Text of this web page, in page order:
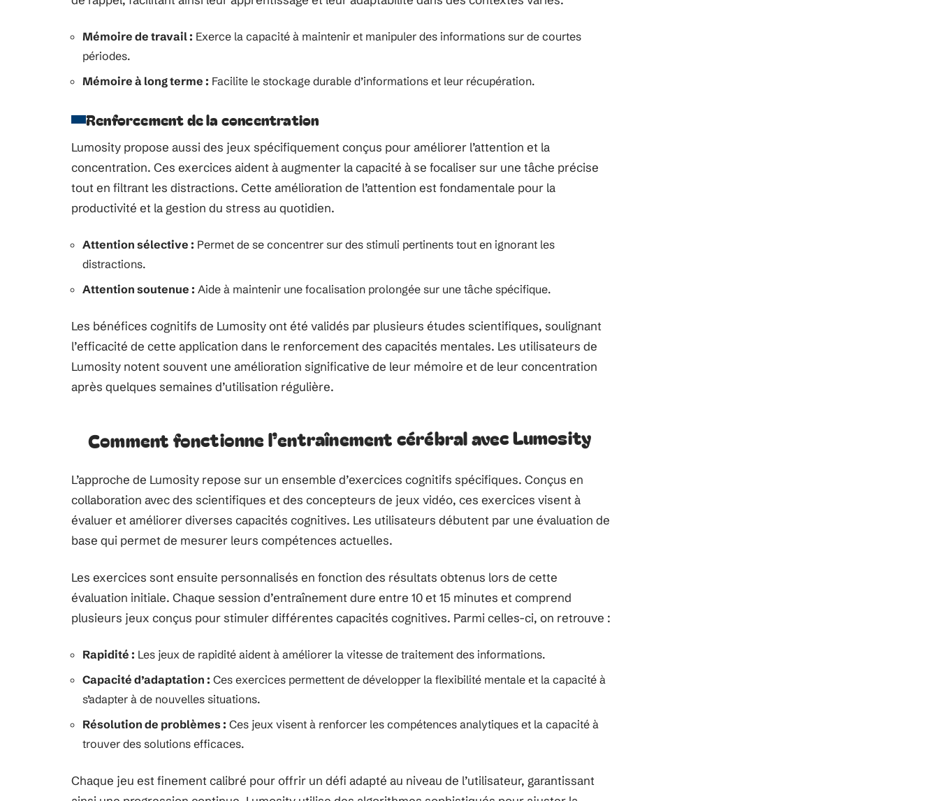
Mémoire de travail : Exerce la capacité à maintenir et manipuler des informations sur de courtes
périodes.
Mémoire à long terme : Facilite le stockage durable d’informations et leur récupération.
Renforcement de la concentration
Lumosity propose aussi des jeux spécifiquement conçus pour améliorer l’attention et la
concentration. Ces exercices aident à augmenter la capacité à se focaliser sur une tâche précise
tout en filtrant les distractions. Cette amélioration de l’attention est fondamentale pour la
productivité et la gestion du stress au quotidien.
Attention sélective : Permet de se concentrer sur des stimuli pertinents tout en ignorant les
distractions.
Attention soutenue : Aide à maintenir une focalisation prolongée sur une tâche spécifique.
Les bénéfices cognitifs de Lumosity ont été validés par plusieurs études scientifiques, soulignant
l’efficacité de cette application dans le renforcement des capacités mentales. Les utilisateurs de
Lumosity notent souvent une amélioration significative de leur mémoire et de leur concentration
après quelques semaines d’utilisation régulière.
Comment fonctionne l’entraînement cérébral avec Lumosity
L’approche de Lumosity repose sur un ensemble d’exercices cognitifs spécifiques. Conçus en
collaboration avec des scientifiques et des concepteurs de jeux vidéo, ces exercices visent à
évaluer et améliorer diverses capacités cognitives. Les utilisateurs débutent par une évaluation de
base qui permet de mesurer leurs compétences actuelles.
Les exercices sont ensuite personnalisés en fonction des résultats obtenus lors de cette
évaluation initiale. Chaque session d’entraînement dure entre 10 et 15 minutes et comprend
plusieurs jeux conçus pour stimuler différentes capacités cognitives. Parmi celles-ci, on retrouve :
Rapidité : Les jeux de rapidité aident à améliorer la vitesse de traitement des informations.
Capacité d’adaptation : Ces exercices permettent de développer la flexibilité mentale et la capacité à
s’adapter à de nouvelles situations.
Résolution de problèmes : Ces jeux visent à renforcer les compétences analytiques et la capacité à
trouver des solutions efficaces.
Chaque jeu est finement calibré pour offrir un défi adapté au niveau de l’utilisateur, garantissant